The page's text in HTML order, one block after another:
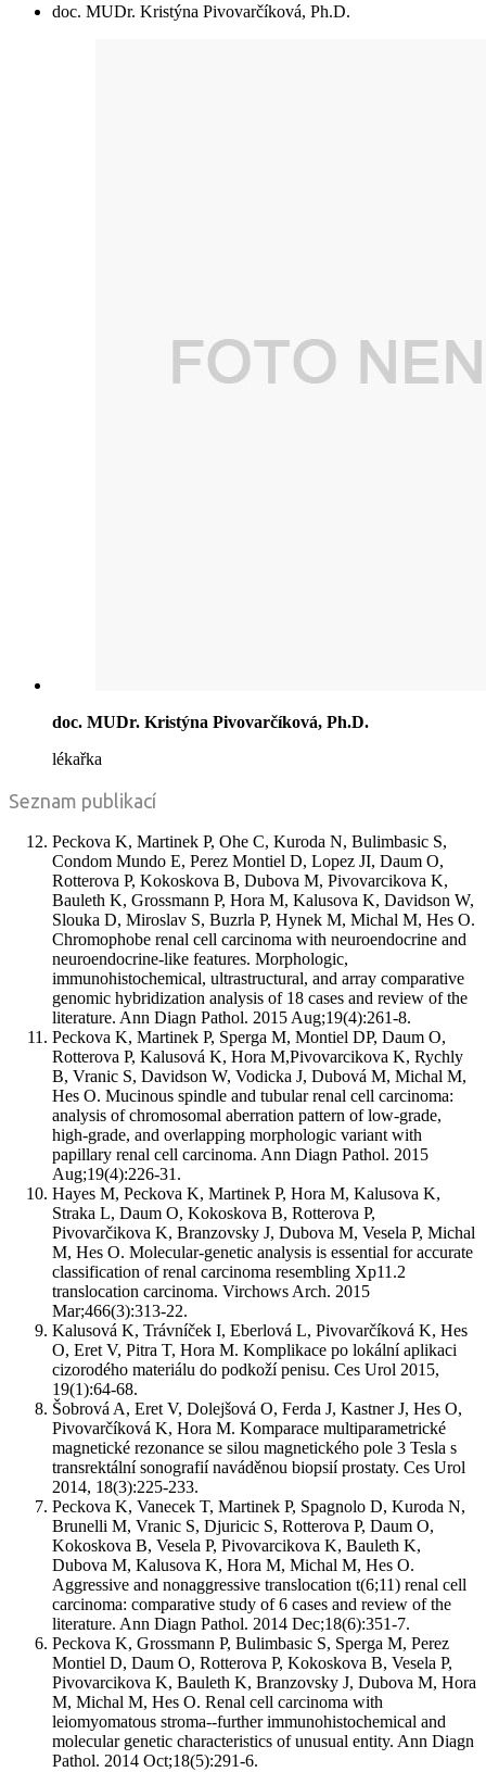
doc. MUDr. Kristýna Pivovarčíková, Ph.D.
doc. MUDr. Kristýna Pivovarčíková, Ph.D.
lékařka
Seznam publikací
Peckova K, Martinek P, Ohe C, Kuroda N, Bulimbasic S,
Condom Mundo E, Perez Montiel D, Lopez JI, Daum O,
Rotterova P, Kokoskova B, Dubova M, Pivovarcikova K,
Bauleth K, Grossmann P, Hora M, Kalusova K, Davidson W,
Slouka D, Miroslav S, Buzrla P, Hynek M, Michal M, Hes O.
Chromophobe renal cell carcinoma with neuroendocrine and
neuroendocrine-like features. Morphologic,
immunohistochemical, ultrastructural, and array comparative
genomic hybridization analysis of 18 cases and review of the
literature. Ann Diagn Pathol. 2015 Aug;19(4):261-8.
Peckova K, Martinek P, Sperga M, Montiel DP, Daum O,
Rotterova P, Kalusová K, Hora M,Pivovarcikova K, Rychly
B, Vranic S, Davidson W, Vodicka J, Dubová M, Michal M,
Hes O. Mucinous spindle and tubular renal cell carcinoma:
analysis of chromosomal aberration pattern of low-grade,
high-grade, and overlapping morphologic variant with
papillary renal cell carcinoma. Ann Diagn Pathol. 2015
Aug;19(4):226-31.
Hayes M, Peckova K, Martinek P, Hora M, Kalusova K,
Straka L, Daum O, Kokoskova B, Rotterova P,
Pivovarčikova K, Branzovsky J, Dubova M, Vesela P, Michal
M, Hes O. Molecular-genetic analysis is essential for accurate
classification of renal carcinoma resembling Xp11.2
translocation carcinoma. Virchows Arch. 2015
Mar;466(3):313-22.
Kalusová K, Trávníček I, Eberlová L, Pivovarčíková K, Hes
O, Eret V, Pitra T, Hora M. Komplikace po lokální aplikaci
cizorodého materiálu do podkoží penisu. Ces Urol 2015,
19(1):64-68.
Šobrová A, Eret V, Dolejšová O, Ferda J, Kastner J, Hes O,
Pivovarčíková K, Hora M. Komparace multiparametrické
magnetické rezonance se silou magnetického pole 3 Tesla s
transrektální sonografií naváděnou biopsií prostaty. Ces Urol
2014, 18(3):225-233.
Peckova K, Vanecek T, Martinek P, Spagnolo D, Kuroda N,
Brunelli M, Vranic S, Djuricic S, Rotterova P, Daum O,
Kokoskova B, Vesela P, Pivovarcikova K, Bauleth K,
Dubova M, Kalusova K, Hora M, Michal M, Hes O.
Aggressive and nonaggressive translocation t(6;11) renal cell
carcinoma: comparative study of 6 cases and review of the
literature. Ann Diagn Pathol. 2014 Dec;18(6):351-7.
Peckova K, Grossmann P, Bulimbasic S, Sperga M, Perez
Montiel D, Daum O, Rotterova P, Kokoskova B, Vesela P,
Pivovarcikova K, Bauleth K, Branzovsky J, Dubova M, Hora
M, Michal M, Hes O. Renal cell carcinoma with
leiomyomatous stroma--further immunohistochemical and
molecular genetic characteristics of unusual entity. Ann Diagn
Pathol. 2014 Oct;18(5):291-6.